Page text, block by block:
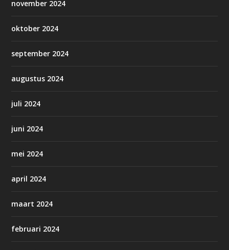
november 2024
oktober 2024
september 2024
augustus 2024
juli 2024
juni 2024
mei 2024
april 2024
maart 2024
februari 2024